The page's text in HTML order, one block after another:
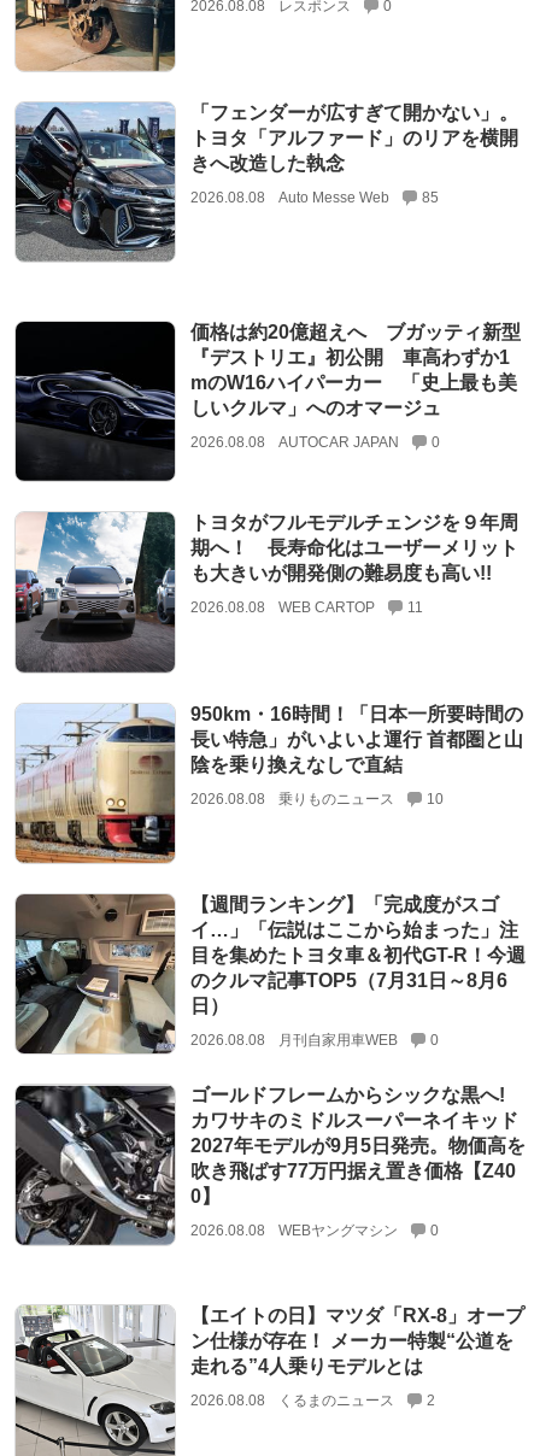
2026.08.08 レスポンス 0
「フェンダーが広すぎて開かない」。
トヨタ「アルファード」のリアを横開
きへ改造した執念
2026.08.08 Auto Messe Web 85
価格は約20億超えへ ブガッティ新型
『デストリエ』初公開 車高わずか1
mのW16ハイパーカー 「史上最も美
しいクルマ」へのオマージュ
2026.08.08 AUTOCAR JAPAN 0
トヨタがフルモデルチェンジを９年周
期へ！ 長寿命化はユーザーメリット
も大きいが開発側の難易度も高い!!
2026.08.08 WEB CARTOP 11
950km・16時間！「日本一所要時間の
長い特急」がいよいよ運行 首都圏と山
陰を乗り換えなしで直結
2026.08.08 乗りものニュース 10
【週間ランキング】「完成度がスゴ
イ…」「伝説はここから始まった」注
目を集めたトヨタ車＆初代GT-R！今週
のクルマ記事TOP5（7月31日～8月6
日）
2026.08.08 月刊自家用車WEB 0
ゴールドフレームからシックな黒へ!
カワサキのミドルスーパーネイキッド
2027年モデルが9月5日発売。物価高を
吹き飛ばす77万円据え置き価格【Z40
0】
2026.08.08 WEBヤングマシン 0
【エイトの日】マツダ「RX-8」オープ
ン仕様が存在！ メーカー特製“公道を
走れる”4人乗りモデルとは
2026.08.08 くるまのニュース 2